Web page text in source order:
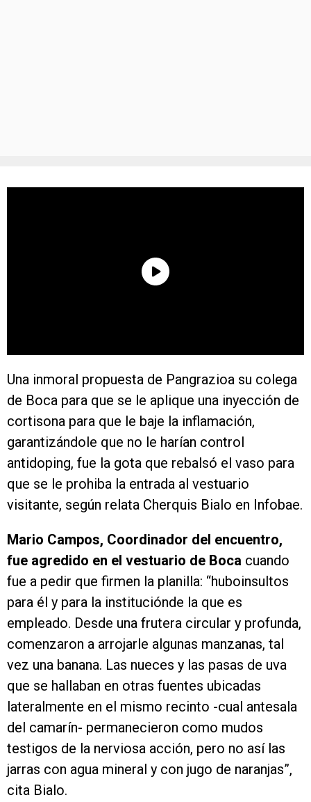
Una inmoral propuesta de Pangrazioa su colega
de Boca para que se le aplique una inyección de
cortisona para que le baje la inflamación,
garantizándole que no le harían control
antidoping, fue la gota que rebalsó el vaso para
que se le prohiba la entrada al vestuario
visitante, según relata Cherquis Bialo en Infobae.
Mario Campos, Coordinador del encuentro,
fue agredido en el vestuario de Boca cuando
fue a pedir que firmen la planilla: “huboinsultos
para él y para la instituciónde la que es
empleado. Desde una frutera circular y profunda,
comenzaron a arrojarle algunas manzanas, tal
vez una banana. Las nueces y las pasas de uva
que se hallaban en otras fuentes ubicadas
lateralmente en el mismo recinto -cual antesala
del camarín- permanecieron como mudos
testigos de la nerviosa acción, pero no así las
jarras con agua mineral y con jugo de naranjas”,
cita Bialo.